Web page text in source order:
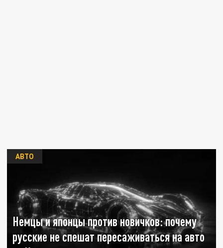
Немцы и японцы против новичков: почему
русские не спешат пересаживаться на авто
АВТО